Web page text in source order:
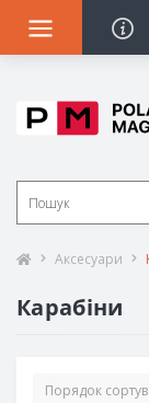
Аксесуари
Карабіни